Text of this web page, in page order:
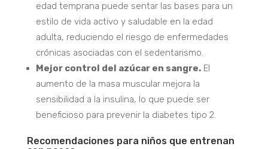
edad temprana puede sentar las bases para un
estilo de vida activo y saludable en la edad
adulta, reduciendo el riesgo de enfermedades
crónicas asociadas con el sedentarismo.
Mejor control del azúcar en sangre.El
aumento de la masa muscular mejora la
sensibilidad a la insulina, lo que puede ser
beneficioso para prevenir la diabetes tipo 2.
Recomendaciones para niños que entrenan